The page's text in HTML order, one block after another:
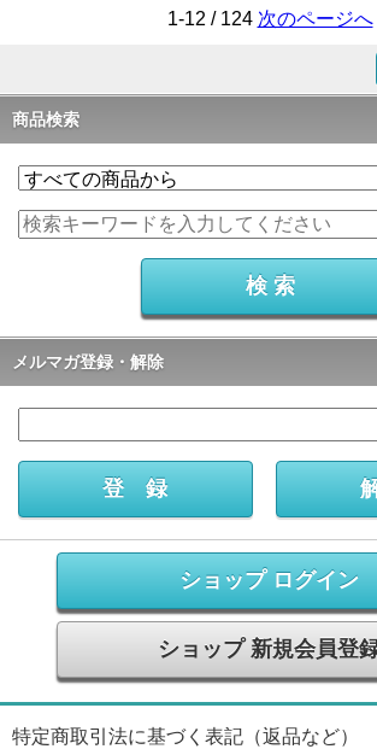
1-12 / 124 次のページへ
商品検索
メルマガ登録・解除
ショップ ログイン
ショップ 新規会員登
特定商取引法に基づく表記（返品など）